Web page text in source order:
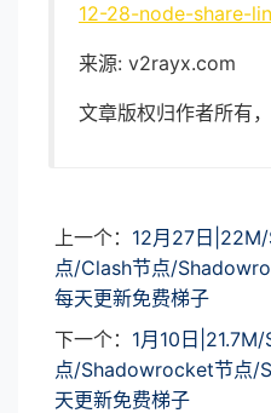
12-28-node-share-
来源: v2rayx.com
文章版权归作者所有
上一个： 12月27日
点/Clash节点/
每天更新免费梯子
下一个： 1月10日
点/Shadowrocket节点/
天更新免费梯子